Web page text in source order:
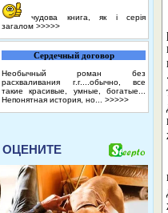
чудова книга, як і серія
загалом >>>>>
Сердечный договор
Необычный роман без
расхваливания г.г....обычно, все
такие красивые, умные, богатые...
Непонятная история, но... >>>>>
ОЦЕНИТЕ